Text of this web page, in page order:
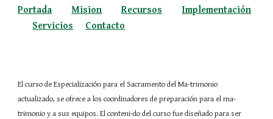
Portada Mision Recursos Implementación
Servicios
Contacto
El curso de Especialización para el Sacramento del Ma-trimonio
actualizado, se ofrece a los coordinadores de preparación para el ma-
trimonio y a sus equipos. El conteni-do del curso fue diseñado para ser